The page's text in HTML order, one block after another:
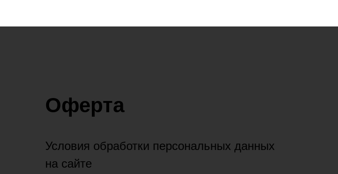
Оферта
Условия обработки персональных данных
на сайте